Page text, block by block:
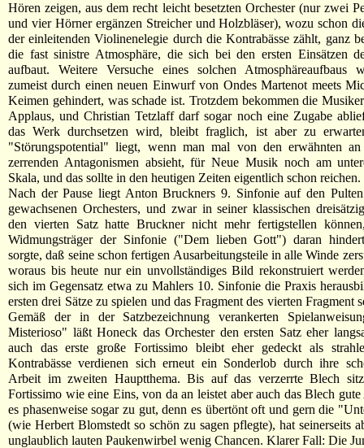
Hören zeigen, aus dem recht leicht besetzten Orchester (nur zwei
und vier Hörner ergänzen Streicher und Holzbläser), wozu schon
der einleitenden Violinenelegie durch die Kontrabässe zählt, ganz
die fast sinistre Atmosphäre, die sich bei den ersten Einsätzen
aufbaut. Weitere Versuche eines solchen Atmosphäreaufbaus
zumeist durch einen neuen Einwurf von Ondes Martenot meets
Keimen gehindert, was schade ist. Trotzdem bekommen die
Applaus, und Christian Tetzlaff darf sogar noch eine Zugabe
das Werk durchsetzen wird, bleibt fraglich, ist aber zu
"Störungspotential" liegt, wenn man mal von den erwähnten
zerrenden Antagonismen absieht, für Neue Musik noch am
Skala, und das sollte in den heutigen Zeiten eigentlich schon reichen.
Nach der Pause liegt Anton Bruckners 9. Sinfonie auf den
gewachsenen Orchesters, und zwar in seiner klassischen
den vierten Satz hatte Bruckner nicht mehr fertigstellen
Widmungsträger der Sinfonie ("Dem lieben Gott") daran
sorgte, daß seine schon fertigen Ausarbeitungsteile in alle Winde
woraus bis heute nur ein unvollständiges Bild rekonstruiert
sich im Gegensatz etwa zu Mahlers 10. Sinfonie die Praxis
ersten drei Sätze zu spielen und das Fragment des vierten Fragment
Gemäß der in der Satzbezeichnung verankerten
Misterioso" läßt Honeck das Orchester den ersten Satz eher
auch das erste große Fortissimo bleibt eher gedeckt als
Kontrabässe verdienen sich erneut ein Sonderlob durch ihre
Arbeit im zweiten Hauptthema. Bis auf das verzerrte Blech
Fortissimo wie eine Eins, von da an leistet aber auch das Blech
es phasenweise sogar zu gut, denn es übertönt oft und gern die
(wie Herbert Blomstedt so schön zu sagen pflegte), hat seinerseits
unglaublich lauten Paukenwirbel wenig Chancen. Klarer Fall: Die